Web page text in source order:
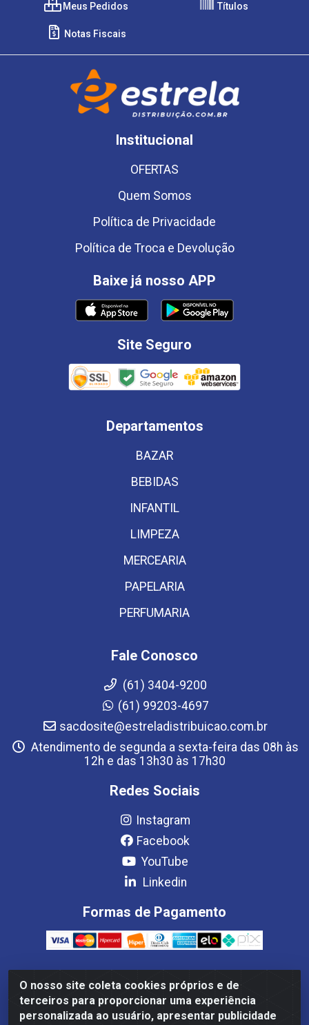
O nosso site coleta cookies próprios e de
terceiros para proporcionar uma experiência
personalizada ao usuário, apresentar publicidade
Meus Pedidos Títulos
Notas Fiscais
Institucional
OFERTAS
Quem Somos
Política de Privacidade
Política de Troca e Devolução
Baixe já nosso APP
Site Seguro
Departamentos
BAZAR
BEBIDAS
INFANTIL
LIMPEZA
MERCEARIA
PAPELARIA
PERFUMARIA
Fale Conosco
(61) 3404-9200
(61) 99203-4697
sacdosite@estreladistribuicao.com.br
Atendimento de segunda a sexta-feira das 08h às
12h e das 13h30 às 17h30
Redes Sociais
Instagram
Facebook
YouTube
Linkedin
Formas de Pagamento
Estrela Distribuição LTDA - CNPJ 08.691.096/0001-93 - Setor
Setor de Industria Qi 22 Lt 7, 9, 11, 13, 14 Ao 32, S/NC - Setor